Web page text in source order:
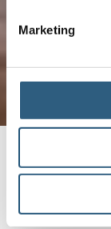
Marketing